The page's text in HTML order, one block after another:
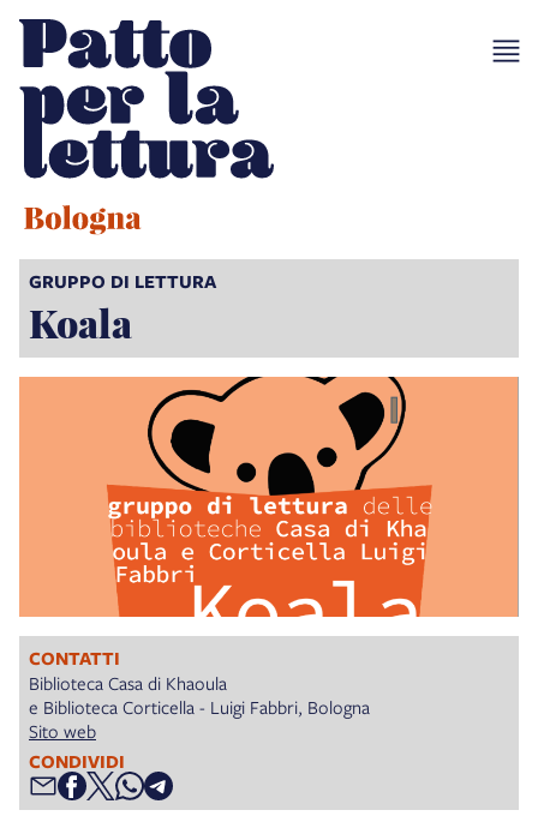
GRUPPO DI LETTURA
Koala
CONTATTI
Biblioteca Casa di Khaoula
e Biblioteca Corticella - Luigi Fabbri, Bologna
Sito web
CONDIVIDI